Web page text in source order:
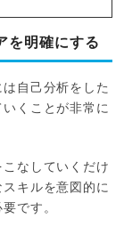
を明確にする
自己分析をした
くことが非常に
なしていくだけ
キルを意図的に
です。